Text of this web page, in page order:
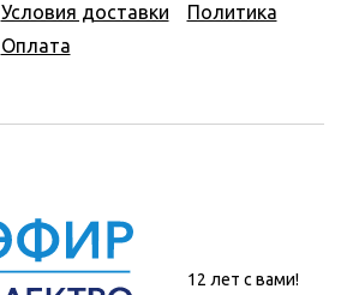
Условия доставки
Оплата
Политика
12 лет с вами!